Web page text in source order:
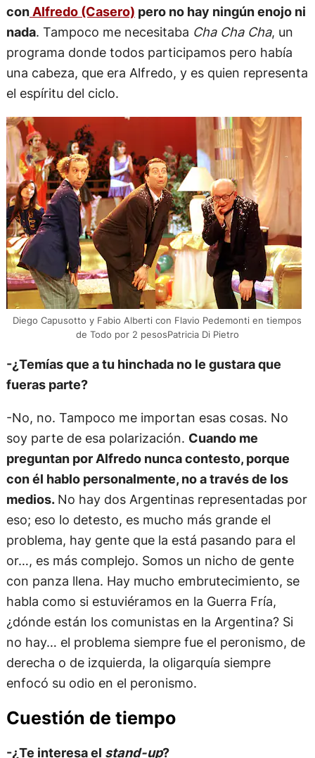
conAlfredo (Casero) pero no hay ningún enojo ni
nada. Tampoco me necesitaba Cha Cha Cha, un
programa donde todos participamos pero había
una cabeza, que era Alfredo, y es quien representa
el espíritu del ciclo.
Diego Capusotto y Fabio Alberti con Flavio Pedemonti en tiempos
de Todo por 2 pesosPatricia Di Pietro
-¿Temías que a tu hinchada no le gustara que
fueras parte?
-No, no. Tampoco me importan esas cosas. No
soy parte de esa polarización. Cuando me
preguntan por Alfredo nunca contesto, porque
con él hablo personalmente, no a través de los
medios. No hay dos Argentinas representadas por
eso; eso lo detesto, es mucho más grande el
problema, hay gente que la está pasando para el
or…, es más complejo. Somos un nicho de gente
con panza llena. Hay mucho embrutecimiento, se
habla como si estuviéramos en la Guerra Fría,
¿dónde están los comunistas en la Argentina? Si
no hay… el problema siempre fue el peronismo, de
derecha o de izquierda, la oligarquía siempre
enfocó su odio en el peronismo.
Cuestión de tiempo
-¿Te interesa el stand-up?